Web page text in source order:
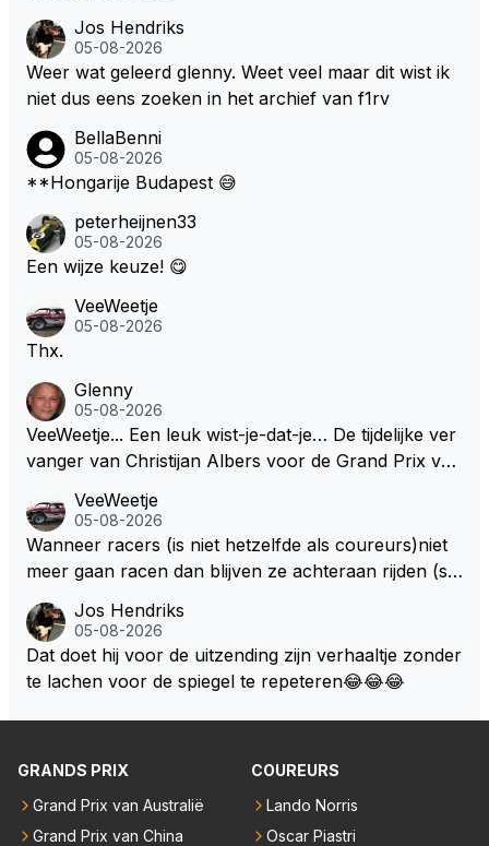
Jos Hendriks
05-08-2026
Weer wat geleerd glenny. Weet veel maar dit wist ik
niet dus eens zoeken in het archief van f1rv
BellaBenni
05-08-2026
**Hongarije Budapest 😅
peterheijnen33
05-08-2026
Een wijze keuze! 😋
VeeWeetje
05-08-2026
Thx.
Glenny
05-08-2026
VeeWeetje... Een leuk wist-je-dat-je… De tijdelijke ver
vanger van Christijan Albers voor de Grand Prix van
rkus Winkelhock. Vanaf de race daarna werd het st
oeltje definitief overgenomen door Sakon Yamamot
o. Na 2 rondes gokte Markus Winkelhock goed (hij k
Dat was ook de enige keer dat een Spyker ooit aan
kop reed. Toen de rest van het veld ook regenband
en had, werd hij helaas aan alle kanten door iederee
n achterhaald. Hij moest later opgeven vanwege een
technisch mankement. Het was ook de enige keer d
eed; hij vertrok daarna...
VeeWeetje
05-08-2026
Wanneer racers (is niet hetzelfde als coureurs)niet
meer gaan racen dan blijven ze achteraan rijden (so
analisten bij een vaag omroepbedrijf.
Jos Hendriks
05-08-2026
Dat doet hij voor de uitzending zijn verhaaltje zonder
te lachen voor de spiegel te repeteren😂😂😂
GRANDS PRIX
Grand Prix van Australië
Grand Prix van China
COUREURS
Lando Norris
Oscar Piastri